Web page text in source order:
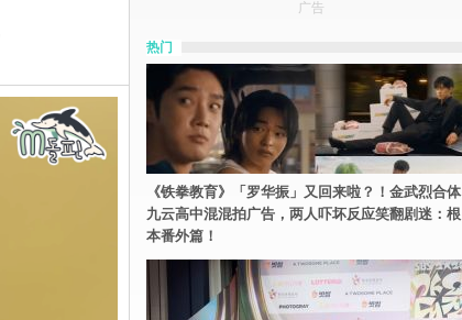
广告
热门
《铁拳教育》「罗华振」又回来啦？！金武烈合体
九云高中混混拍广告，两人吓坏反应笑翻剧迷：根
本番外篇！